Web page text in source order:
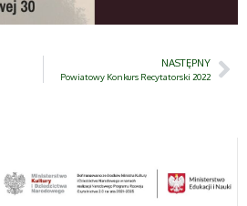
NASTĘPNY
Powiatowy Konkurs Recytatorski 2022